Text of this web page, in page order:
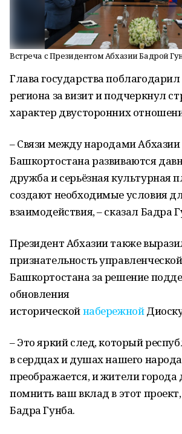
Встреча с Президентом Абхазии Бадрой
Глава государства
региона за визит и подчеркнул
характер двусторонних
– Связи между народами Абхазии
Башкортостана развиваются
дружба и серьёзная культурная
создают необходимые условия
взаимодействия, – сказал Бадра
Президент Абхазии также
признательность
Башкортостана за решение
обновления
историческойнабережной
– Это яркий след, который
в сердцах и душах нашего
преображается, и жители города
помнить ваш вклад в этот
Бадра Гунба.